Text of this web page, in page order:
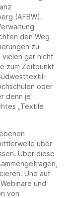
(AFBW).
den Weg
zu
vielen gar nicht
zum Zeitpunkt
oder
denn je
„Textile
über
Über diese
Und auf
und
von